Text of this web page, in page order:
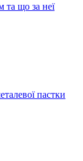
та що за неї
пастки